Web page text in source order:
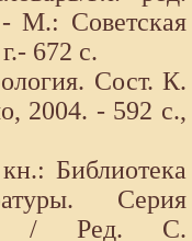
М.: Советская
672 с.
Сост. К.
2004. - 592 с.,
Библиотека
Серия
/ Ред. С.